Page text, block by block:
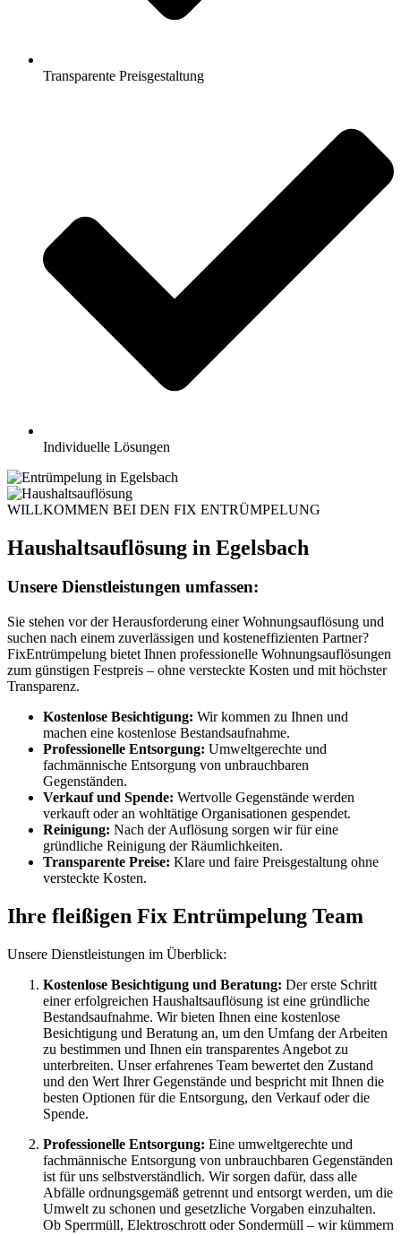
Transparente Preisgestaltung
Individuelle Lösungen
WILLKOMMEN BEI DEN FIX ENTRÜMPELUNG
Haushaltsauflösung in Egelsbach
Unsere Dienstleistungen umfassen:
Sie stehen vor der Herausforderung einer Wohnungsauflösung und
suchen nach einem zuverlässigen und kosteneffizienten Partner?
FixEntrümpelung bietet Ihnen professionelle Wohnungsauflösungen
zum günstigen Festpreis – ohne versteckte Kosten und mit höchster
Transparenz.
Kostenlose Besichtigung: Wir kommen zu Ihnen und
machen eine kostenlose Bestandsaufnahme.
Professionelle Entsorgung: Umweltgerechte und
fachmännische Entsorgung von unbrauchbaren
Gegenständen.
Verkauf und Spende: Wertvolle Gegenstände werden
verkauft oder an wohltätige Organisationen gespendet.
Reinigung: Nach der Auflösung sorgen wir für eine
gründliche Reinigung der Räumlichkeiten.
Transparente Preise: Klare und faire Preisgestaltung ohne
versteckte Kosten.
Ihre fleißigen Fix Entrümpelung Team
Unsere Dienstleistungen im Überblick:
Kostenlose Besichtigung und Beratung: Der erste Schritt
einer erfolgreichen Haushaltsauflösung ist eine gründliche
Bestandsaufnahme. Wir bieten Ihnen eine kostenlose
Besichtigung und Beratung an, um den Umfang der Arbeiten
zu bestimmen und Ihnen ein transparentes Angebot zu
unterbreiten. Unser erfahrenes Team bewertet den Zustand
und den Wert Ihrer Gegenstände und bespricht mit Ihnen die
besten Optionen für die Entsorgung, den Verkauf oder die
Spende.
Professionelle Entsorgung: Eine umweltgerechte und
fachmännische Entsorgung von unbrauchbaren Gegenständen
ist für uns selbstverständlich. Wir sorgen dafür, dass alle
Abfälle ordnungsgemäß getrennt und entsorgt werden, um die
Umwelt zu schonen und gesetzliche Vorgaben einzuhalten.
Ob Sperrmüll, Elektroschrott oder Sondermüll – wir kümmern